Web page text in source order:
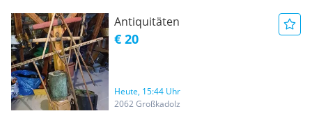
Antiquitäten
€ 20
Heute, 15:44 Uhr
2062 Großkadolz